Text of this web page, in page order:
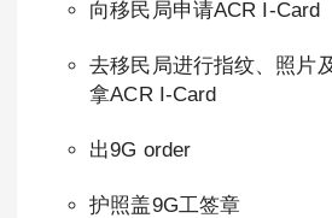
向移民局申请ACR I-Card
去移民局进行指纹、照片
拿ACR I-Card
出9G order
护照盖9G工签章